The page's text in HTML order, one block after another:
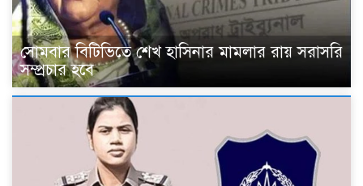
সোমবার বিটিভিতে শেখ হাসিনার মামলার রায় সরাসরি
সম্প্রচার হবে